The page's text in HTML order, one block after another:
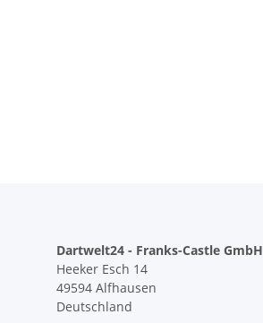
Dartwelt24 - Franks-Castle GmbH
Heeker Esch 14
49594 Alfhausen
Deutschland